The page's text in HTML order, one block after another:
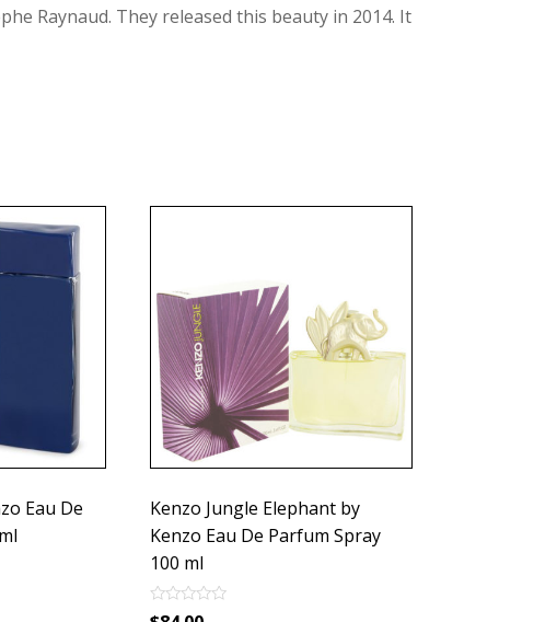
Raynaud. They released this beauty in 2014. It
Eau De
Kenzo Jungle Elephant by
Kenzo Eau De Parfum Spray
100 ml
Rated